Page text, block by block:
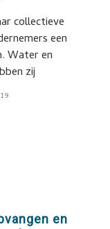
collectieve
een
Water en
zij
en